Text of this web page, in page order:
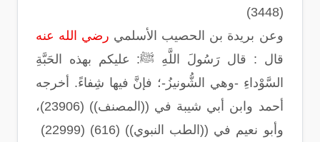
(3448)
وعن بريدة بن الحصيب الأسلمي رضي الله عنه
قال : قال رَسُولَ اللَّهِ ﷺ: عليكم بهذه الحَبَّةِ
السَّوْداءِ -وهي الشُّونيزُ-؛ فإنَّ فيها شِفاءً. أخرجه
أحمد
وابن أبي شيبة في ((المصنف)) (23906)،
وأبو نعيم في ((الطب النبوي)) (616) (22999)